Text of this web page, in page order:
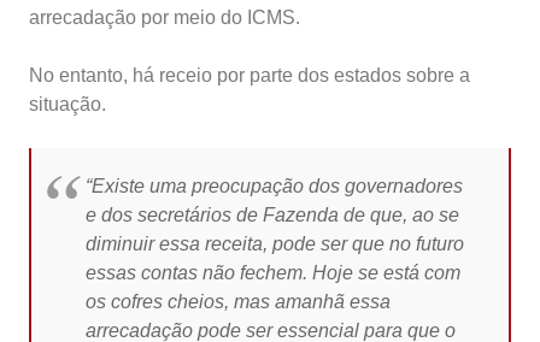
arrecadação por meio do ICMS.
No entanto, há receio por parte dos estados sobre a
situação.
“Existe uma preocupação dos governadores
e dos secretários de Fazenda de que, ao se
diminuir essa receita, pode ser que no futuro
essas contas não fechem. Hoje se está com
os cofres cheios, mas amanhã essa
arrecadação pode ser essencial para que o